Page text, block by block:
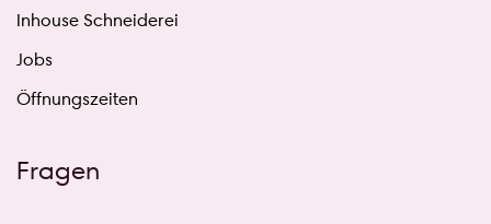
Inhouse Schneiderei
Jobs
Öffnungszeiten
Fragen